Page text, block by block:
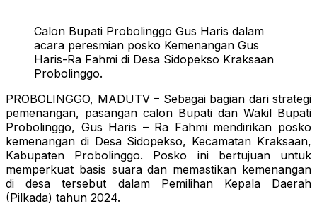
Calon Bupati Probolinggo Gus Haris dalam
acara peresmian posko Kemenangan Gus
Haris-Ra Fahmi di Desa Sidopekso Kraksaan
Probolinggo.
PROBOLINGGO, MADUTV – Sebagai bagian dari strategi
pemenangan, pasangan calon Bupati dan Wakil Bupati
Probolinggo, Gus Haris – Ra Fahmi mendirikan posko
kemenangan di Desa Sidopekso, Kecamatan Kraksaan,
Kabupaten Probolinggo. Posko ini bertujuan untuk
memperkuat basis suara dan memastikan kemenangan
di desa tersebut dalam Pemilihan Kepala Daerah
(Pilkada) tahun 2024.